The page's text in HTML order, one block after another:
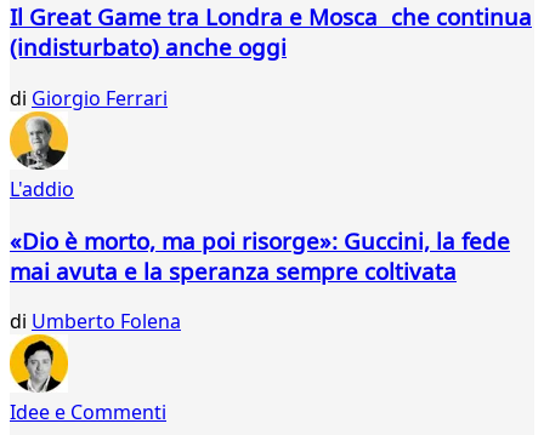
Il Great Game tra Londra e Mosca che continua
(indisturbato) anche oggi
di Giorgio Ferrari
L'addio
«Dio è morto, ma poi risorge»: Guccini, la fede
mai avuta e la speranza sempre coltivata
di Umberto Folena
Idee e Commenti